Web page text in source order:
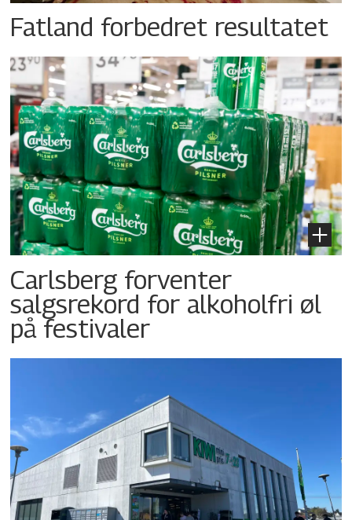
Fatland forbedret resultatet
Carlsberg forventer
salgsrekord for alkoholfri øl
på festivaler